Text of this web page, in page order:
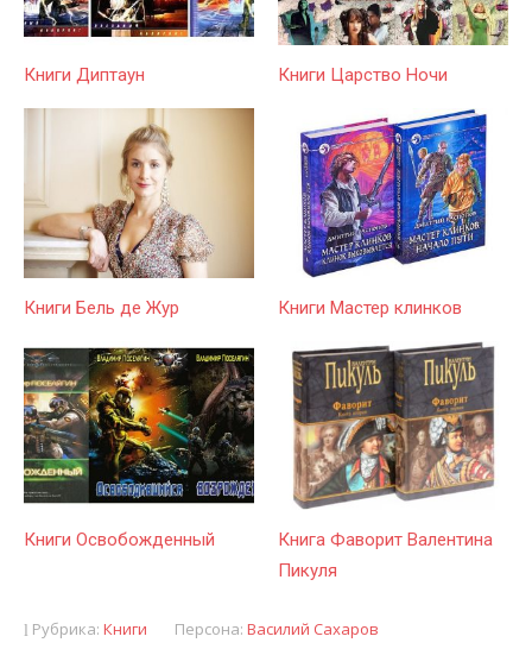
Книги Диптаун Книги Царство Ночи
Книги Бель де Жур Книги Мастер клинков
Книги Освобожденный
Книга Фаворит Валентина
Пикуля
Рубрика: Книги Персона: Василий Сахаров